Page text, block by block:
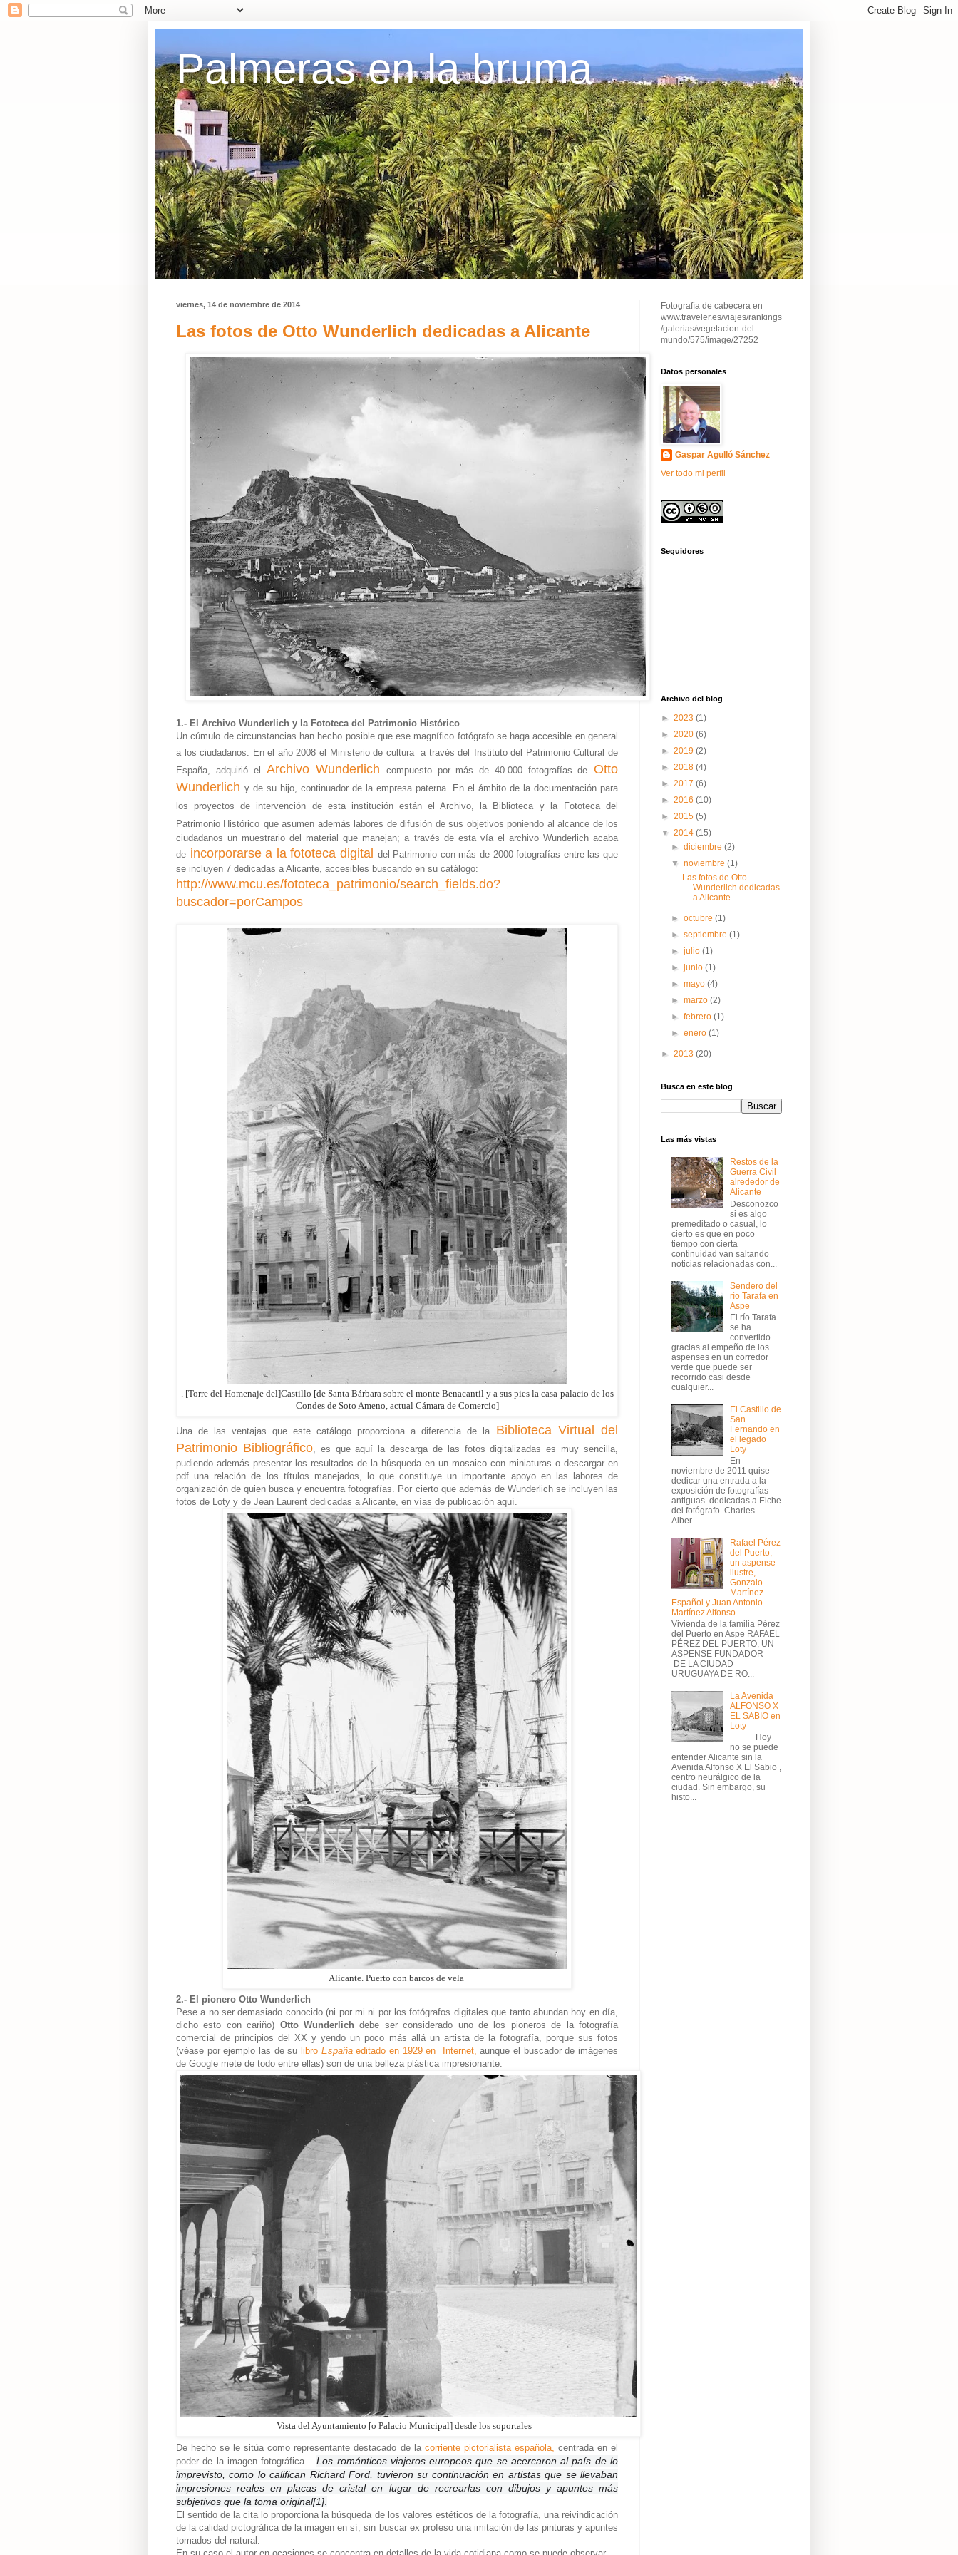
Palmeras en la bruma
viernes, 14 de noviembre de 2014
Las fotos de Otto Wunderlich dedicadas a Alicante
1.- El Archivo Wunderlich y la Fototeca del Patrimonio Histórico
Un cúmulo de circunstancias han hecho posible que ese magnífico fotógrafo se haga accesible en general
a los ciudadanos. En el año 2008 el Ministerio de cultura a través del
Instituto del Patrimonio Cultural de
España, adquirió el Archivo Wunderlich compuesto por más de 40.000 fotografías de Otto
Wunderlich y de su hijo, continuador de la empresa paterna. En el ámbito de la documentación para
los proyectos de intervención de esta institución están el Archivo, la Biblioteca y la
Fototeca del
Patrimonio Histórico que asumen además labores de difusión de sus objetivos poniendo al alcance de los
ciudadanos un muestrario del material que manejan; a través de esta vía el archivo Wunderlich acaba
de incorporarse a la fototeca digital
del Patrimonio con más de 2000 fotografías entre las que
se incluyen 7 dedicadas a Alicante, accesibles buscando en su catálogo:
http://www.mcu.es/fototeca_patrimonio/search_fields.do?
buscador=porCampos
. [Torre del Homenaje del]Castillo [de Santa Bárbara sobre el monte Benacantil y a sus pies la casa-palacio de los
Condes de Soto Ameno, actual Cámara de Comercio]
Una de las ventajas que este catálogo proporciona a diferencia de la
Biblioteca Virtual del
Patrimonio Bibliográfico, es que aquí la descarga de las fotos digitalizadas es muy sencilla,
pudiendo además presentar los resultados de la búsqueda en un mosaico con miniaturas o descargar en
pdf una relación de los títulos manejados, lo que constituye un importante apoyo en las labores de
organización de quien busca y encuentra fotografías. Por cierto que además de Wunderlich se incluyen las
fotos de Loty y de Jean Laurent dedicadas a Alicante, en vías de publicación aquí.
Alicante. Puerto con barcos de vela
2.- El pionero Otto Wunderlich
Pese a no ser demasiado conocido (ni por mi ni por los fotógrafos digitales que tanto abundan hoy en día,
dicho esto con cariño) Otto Wunderlich debe ser considerado uno de los pioneros de la fotografía
comercial de principios del XX y yendo un poco más allá un artista de la fotografía, porque sus fotos
(véase por ejemplo las de su libro España editado en 1929 en Internet, aunque el buscador de imágenes
de Google mete de todo entre ellas) son de una belleza plástica impresionante.
Vista del Ayuntamiento [o Palacio Municipal] desde los soportales
De hecho se le sitúa como representante destacado de la corriente pictorialista española, centrada en el
poder de la imagen fotográfica...Los románticos viajeros europeos que se acercaron al país de lo
imprevisto, como lo califican Richard Ford, tuvieron su continuación en artistas que se llevaban
impresiones reales en placas de cristal en lugar de recrearlas con dibujos y apuntes más
subjetivos que la toma original[1]
El sentido de la cita lo proporciona la búsqueda de los valores estéticos de la fotografía, una reivindicación
de la calidad pictográfica de la imagen en sí, sin buscar ex profeso una imitación de las pinturas y apuntes
tomados del natural.
Fotografía de cabecera en
www.traveler.es/viajes/rankings
/galerias/vegetacion-del-
mundo/575/image/27252
Datos personales
Gaspar Agulló Sánchez
Ver todo mi perfil
Seguidores
Archivo del blog
► 2023 (1)
► 2020 (6)
► 2019 (2)
► 2018 (4)
► 2017 (6)
► 2016 (10)
► 2015 (5)
▼ 2014 (15)
►diciembre(2)
▼noviembre(1)
Las fotos de Otto
Wunderlich dedicadas
a Alicante
►octubre(1)
►septiembre(1)
►julio(1)
►junio(1)
►mayo(4)
►marzo(2)
►febrero(1)
►enero(1)
► 2013 (20)
Busca en este blog
Las más vistas
Restos de la
Guerra Civil
alrededor de
Alicante
Desconozco
si es algo
premeditado o casual, lo
cierto es que en poco
tiempo con cierta
continuidad van saltando
noticias relacionadas con...
Sendero del
río Tarafa en
Aspe
El río Tarafa
se ha
convertido
gracias al empeño de los
aspenses en un corredor
verde que puede ser
recorrido casi desde
cualquier...
El Castillo de
San
Fernando en
el legado
Loty
En
noviembre de 2011 quise
dedicar una entrada a la
exposición de fotografías
antiguas dedicadas a Elche
del fotógrafo Charles
Alber...
Rafael Pérez
del Puerto,
un aspense
ilustre,
Gonzalo
Martínez
Español y Juan Antonio
Martínez Alfonso
Vivienda de la familia Pérez
del Puerto en Aspe RAFAEL
PÉREZ DEL PUERTO, UN
ASPENSE FUNDADOR
DE LA CIUDAD
URUGUAYA DE RO...
La Avenida
ALFONSO X
EL SABIO en
Loty
Hoy
no se puede
entender Alicante sin la
Avenida Alfonso X El Sabio ,
centro neurálgico de la
ciudad. Sin embargo, su
histo...